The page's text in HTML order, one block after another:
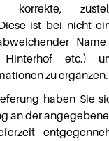
korrekte,
ist bei nicht
Hinterhof etc.)
zu ergänzen.
haben Sie
an der